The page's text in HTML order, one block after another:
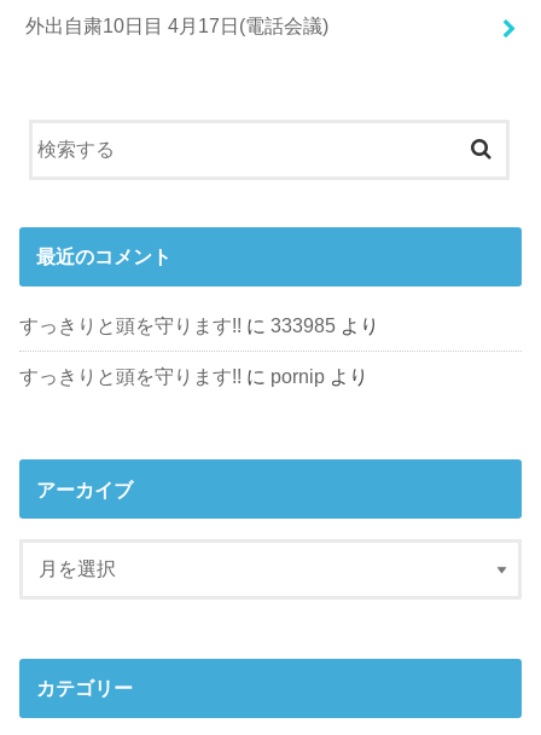
外出自粛10日目 4月17日(電話会議)
最近のコメント
すっきりと頭を守ります!! に333985 より
すっきりと頭を守ります!! に pornip より
アーカイブ
カテゴリー